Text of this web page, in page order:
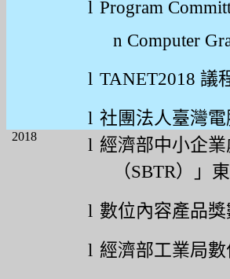
l Program
n Computer
l TANET2018 議
l 社團法人臺灣
2018 l 經濟部中小企
（SBTR）」
l 數位內容產品
l 經濟部工業局